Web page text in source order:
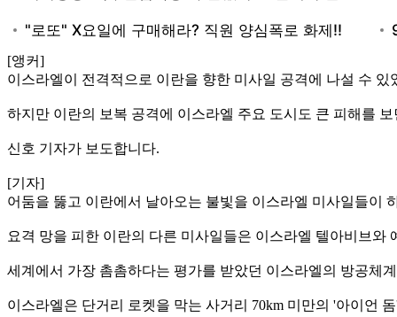
[앵커]
이스라엘이 전격적으로 이란을 향한 미사일 공격에 나설 수
하지만 이란의 보복 공격에 이스라엘 주요 도시도 큰 피해를
신호 기자가 보도합니다.
[기자]
어둠을 뚫고 이란에서 날아오는 불빛을 이스라엘 미사일들이
요격 망을 피한 이란의 다른 미사일들은 이스라엘 텔아비브와
세계에서 가장 촘촘하다는 평가를 받았던 이스라엘의 방공체
이스라엘은 단거리 로켓을 막는 사거리 70km 미만의 '아이언